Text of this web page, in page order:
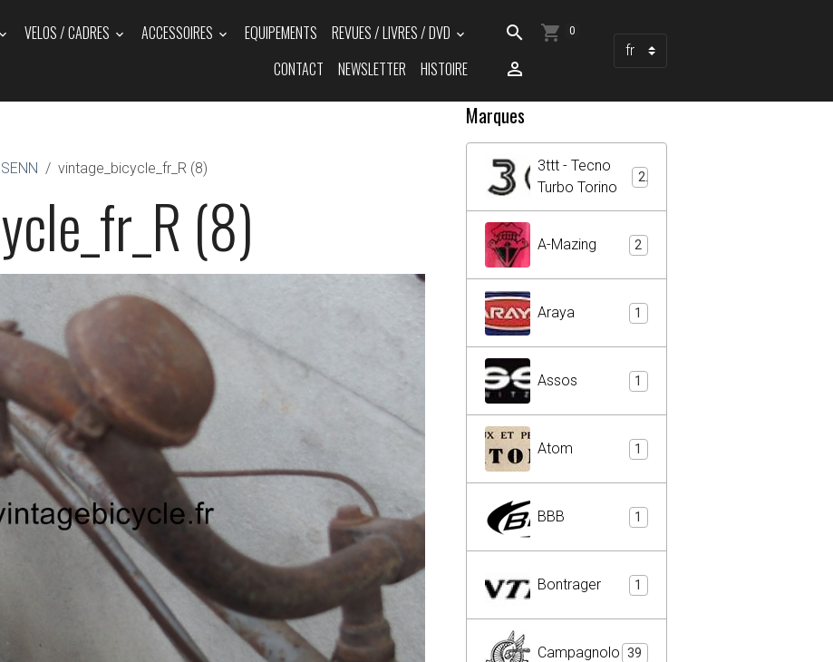
VELOS / CADRES ACCESSOIRES EQUIPEMENTS
REVUES / LIVRES / DVD
CONTACT
NEWSLETTER HISTOIRE
0
vintage_bicycle_fr_R (8)
(8)
Marques
3ttt - Tecno
Turbo Torino
A-Mazing 2
Araya 1
Assos 1
Atom 1
BBB 1
Bontrager 1
Campagnolo 39